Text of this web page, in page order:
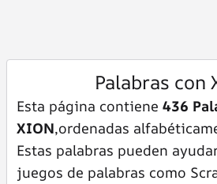
Palabras con
Esta página contiene 436
XION,ordenadas
Estas palabras pueden
juegos de palabras como